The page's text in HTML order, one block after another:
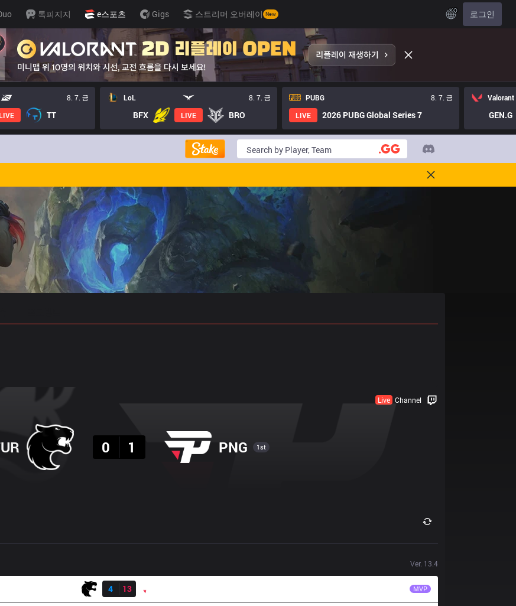
톡피지지 e스포츠 Gigs 스트리머 오버레이 New KO 로그인
8. 7. 금
TT
LoL 8. 7. 금
BFX LIVE BRO
PUBG
8. 7. 금
LIVE
2026 PUBG Global Series 7
Valorant
GEN.G
Live Channel
0
1 PNG 1st
Ver. 13.4
4
13 MVP